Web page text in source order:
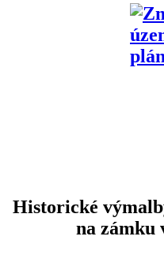
Historické
na zámku